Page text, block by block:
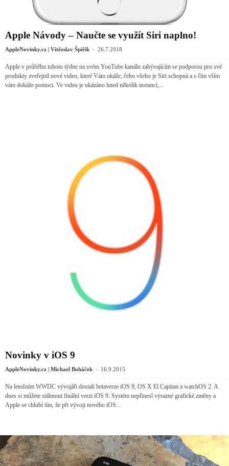
Apple Návody – Naučte se využít Siri naplno!
AppleNovinky.cz | Vítězslav Špiřík - 26.7.2018
Apple v průběhu tohoto týdne na svém YouTube kanálu zabývajícím se podporou pro své
produkty zveřejnil nové video, které Vám ukáže, čeho všeho je Siri schopná a s čím vším
vám dokáže pomoci. Ve videu je ukázáno hned několik instancí,...
Novinky v iOS 9
AppleNovinky.cz | Michael Boháček - 16.9.2015
Na letošním WWDC vývojáři dostali betaverze iOS 9, OS X El Capitan a watchOS 2. A
dnes si můžete stáhnout finální verzi iOS 9. Systém nepřinesl výrazné grafické změny a
Apple se chlubí tím, že při vývoji nového iOS...